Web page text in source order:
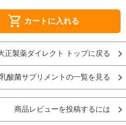
shopping_cart カートに入れる
正製薬ダイレクト トップに戻る
乳酸菌サプリメントの一覧を見る
商品レビューを投稿するには